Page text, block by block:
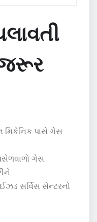
મિકેનિક પાસે ગેસ
ગેસ
સર્વિસ સેન્ટરનો